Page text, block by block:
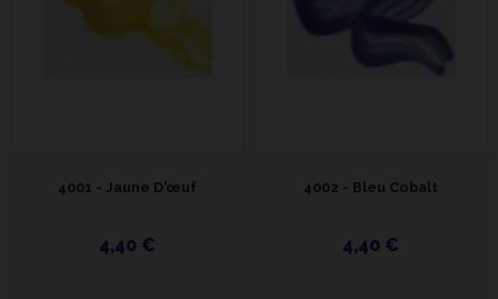
4001 - Jaune D'œuf
4,40 €
4002 - Bleu Cobalt
4,40 €